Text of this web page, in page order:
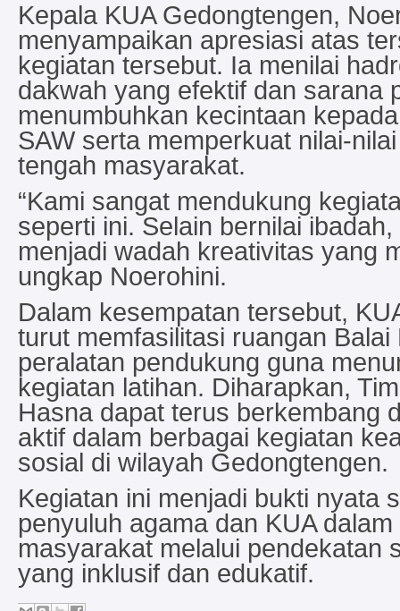
Kepala KUA Gedongtengen,
menyampaikan apresiasi atas
kegiatan tersebut. Ia menilai
dakwah yang efektif dan sarana
menumbuhkan kecintaan
SAW serta memperkuat nilai-
tengah masyarakat.
“Kami sangat mendukung
seperti ini. Selain bernilai
menjadi wadah kreativitas yang
ungkap Noerohini.
Dalam kesempatan tersebut,
turut memfasilitasi ruangan
peralatan pendukung guna
kegiatan latihan. Diharapkan,
Hasna dapat terus berkembang
aktif dalam berbagai kegiatan
sosial di wilayah Gedongtengen.
Kegiatan ini menjadi bukti nyata
penyuluh agama dan KUA
masyarakat melalui pendekatan
yang inklusif dan edukatif.